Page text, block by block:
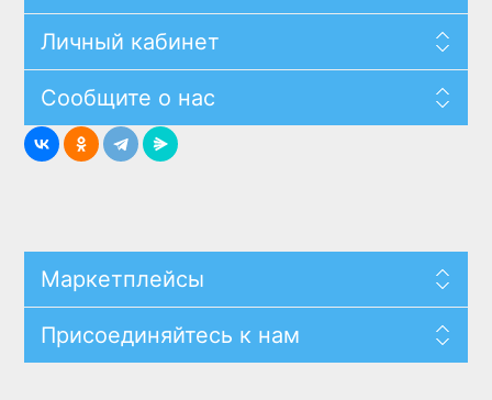
Личный кабинет
Сообщите о нас
Маркетплейсы
Присоединяйтесь к нам